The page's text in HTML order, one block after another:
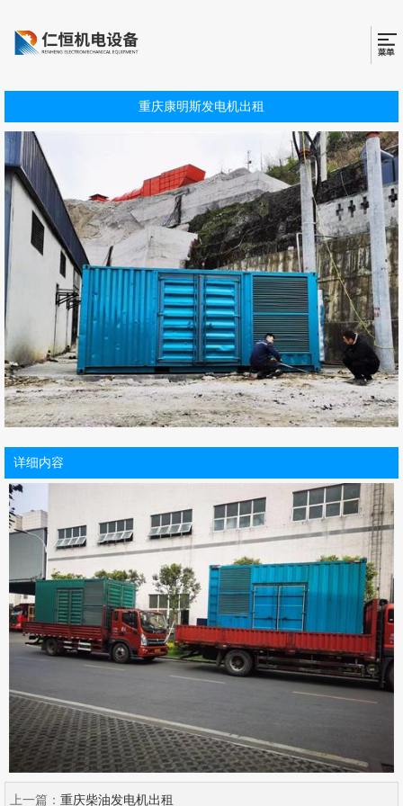
重庆康明斯发电机出租
详细内容
上一篇： 重庆柴油发电机出租